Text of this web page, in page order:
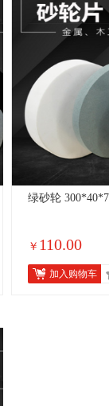
绿砂轮
￥ 110.00
加入购物车